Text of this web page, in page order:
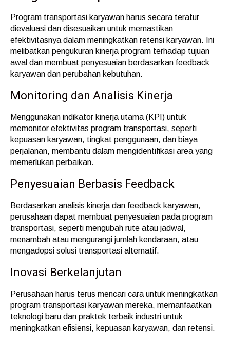
Program transportasi karyawan harus secara teratur
dievaluasi dan disesuaikan untuk memastikan
efektivitasnya dalam meningkatkan retensi karyawan. Ini
melibatkan pengukuran kinerja program terhadap tujuan
awal dan membuat penyesuaian berdasarkan feedback
karyawan dan perubahan kebutuhan.
Monitoring dan Analisis Kinerja
Menggunakan indikator kinerja utama (KPI) untuk
memonitor efektivitas program transportasi, seperti
kepuasan karyawan, tingkat penggunaan, dan biaya
perjalanan, membantu dalam mengidentifikasi area yang
memerlukan perbaikan.
Penyesuaian Berbasis Feedback
Berdasarkan analisis kinerja dan feedback karyawan,
perusahaan dapat membuat penyesuaian pada program
transportasi, seperti mengubah rute atau jadwal,
menambah atau mengurangi jumlah kendaraan, atau
mengadopsi solusi transportasi alternatif.
Inovasi Berkelanjutan
Perusahaan harus terus mencari cara untuk meningkatkan
program transportasi karyawan mereka, memanfaatkan
teknologi baru dan praktek terbaik industri untuk
meningkatkan efisiensi, kepuasan karyawan, dan retensi.